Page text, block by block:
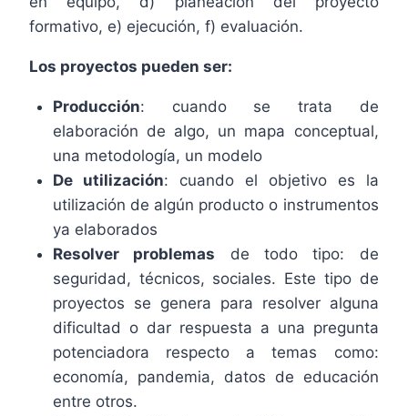
formativo, e) ejecución, f) evaluación.
Los proyectos pueden ser:
Producción: cuando se trata de
elaboración de algo, un mapa conceptual,
una metodología, un modelo
De utilización: cuando el objetivo es la
utilización de algún producto o instrumentos
ya elaborados
Resolver problemas de todo tipo: de
seguridad, técnicos, sociales. Este tipo de
proyectos se genera para resolver alguna
dificultad o dar respuesta a una pregunta
potenciadora respecto a temas como:
economía, pandemia, datos de educación
entre otros.